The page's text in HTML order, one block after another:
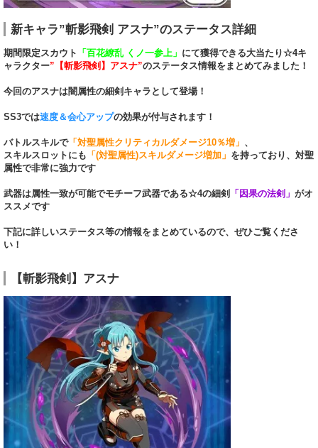
新キャラ”斬影飛剣 アスナ”のステータス詳細
期間限定スカウト 「百花繚乱 くノ一参上」 にて獲得できる大当たり☆4キ
ャラクター”【斬影飛剣】アスナ”のステータス情報をまとめてみました！
今回のアスナは闇属性の細剣キャラとして登場！
SS3では速度＆会心アップの効果が付与されます！
バトルスキルで「対聖属性クリティカルダメージ10％増」 、
スキルスロットにも 「(対聖属性)スキルダメージ増加」 を持っており、対聖
属性で非常に強力です
武器は属性一致が可能でモチーフ武器である☆4の細剣 「因果の法剣」 がオ
ススメです
下記に詳しいステータス等の情報をまとめているので、ぜひご覧くださ
い！
【斬影飛剣】アスナ